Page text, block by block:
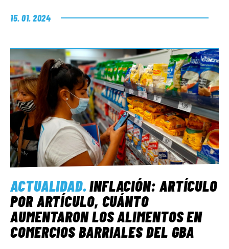
15. 01. 2024
ACTUALIDAD.INFLACIÓN: ARTÍCULO
POR ARTÍCULO, CUÁNTO
AUMENTARON LOS ALIMENTOS EN
COMERCIOS BARRIALES DEL GBA